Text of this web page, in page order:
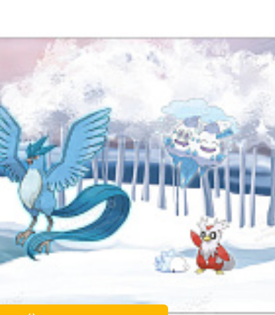
Favorit
Vergleichen Sie
hře a můžete se plně soustředit na strategii a zábavu.